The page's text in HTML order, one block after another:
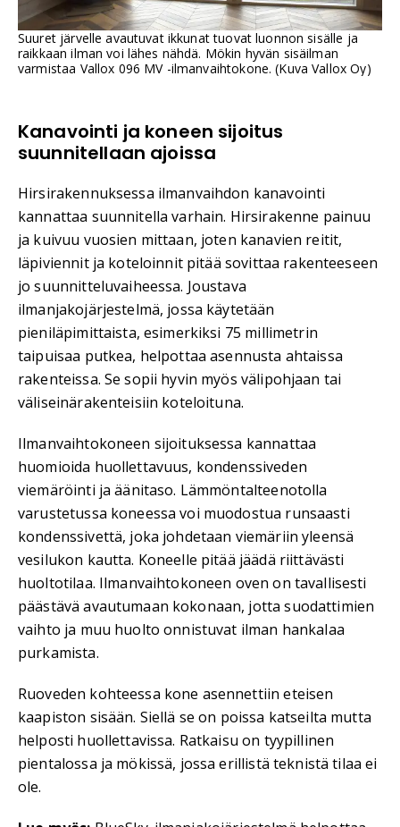
Suuret järvelle avautuvat ikkunat tuovat luonnon sisälle ja
raikkaan ilman voi lähes nähdä. Mökin hyvän sisäilman
varmistaa Vallox 096 MV -ilmanvaihtokone. (Kuva Vallox Oy)
Kanavointi ja koneen sijoitus
suunnitellaan ajoissa
Hirsirakennuksessa ilmanvaihdon kanavointi
kannattaa suunnitella varhain. Hirsirakenne painuu
ja kuivuu vuosien mittaan, joten kanavien reitit,
läpiviennit ja koteloinnit pitää sovittaa rakenteeseen
jo suunnitteluvaiheessa. Joustava
ilmanjakojärjestelmä, jossa käytetään
pieniläpimittaista, esimerkiksi 75 millimetrin
taipuisaa putkea, helpottaa asennusta ahtaissa
rakenteissa. Se sopii hyvin myös välipohjaan tai
väliseinärakenteisiin koteloituna.
Ilmanvaihtokoneen sijoituksessa kannattaa
huomioida huollettavuus, kondenssiveden
viemäröinti ja äänitaso. Lämmöntalteenotolla
varustetussa koneessa voi muodostua runsaasti
kondenssivettä, joka johdetaan viemäriin yleensä
vesilukon kautta. Koneelle pitää jäädä riittävästi
huoltotilaa. Ilmanvaihtokoneen oven on tavallisesti
päästävä avautumaan kokonaan, jotta suodattimien
vaihto ja muu huolto onnistuvat ilman hankalaa
purkamista.
Ruoveden kohteessa kone asennettiin eteisen
kaapiston sisään. Siellä se on poissa katseilta mutta
helposti huollettavissa. Ratkaisu on tyypillinen
pientalossa ja mökissä, jossa erillistä teknistä tilaa ei
ole.